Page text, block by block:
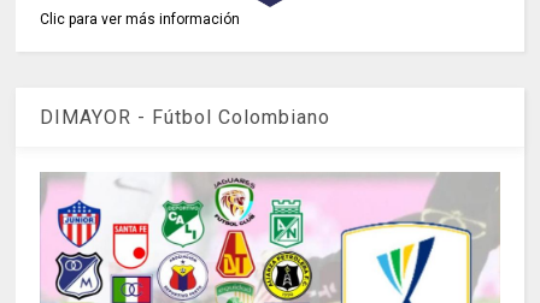
Clic para ver más información
DIMAYOR - Fútbol Colombiano